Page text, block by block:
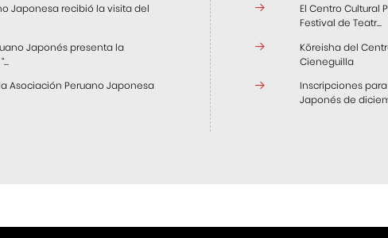
Japonesa recibió la visita del
Japonés presenta la
Asociación Peruano Japonesa
El Centro Cultural
Festival de Teatr...
Kōreisha del
Cieneguilla
Inscripciones
Japonés de